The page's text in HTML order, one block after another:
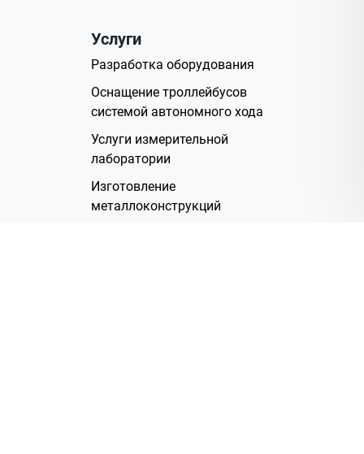
Услуги
Разработка оборудования
Оснащение троллейбусов
системой автономного хода
Услуги измерительной
лаборатории
Изготовление
металлоконструкций